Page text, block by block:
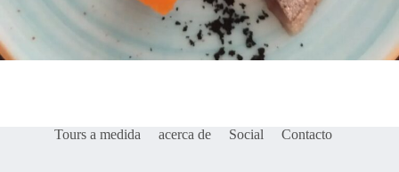
Tours a medida acerca de Social Contacto